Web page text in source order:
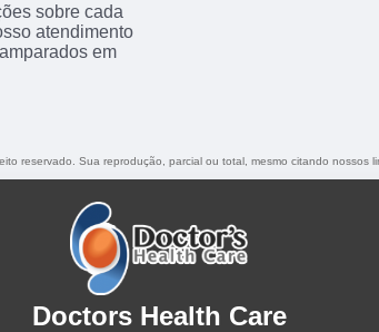
sobre cada
atendimento
em
reservado. Sua reprodução, parcial ou total, mesmo citando nossos
Doctors Health Care